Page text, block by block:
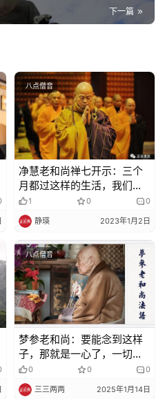
注册
下一篇
八点僧音
净慧老和尚禅七开示：三个
月都过这样的生活，我们的
修行上路就要快得多
1 0 0
静瑛 2023年1月2日
八点僧音
梦参老和尚：要能念到这样
子，那就是一心了，一切妄
想挤不进来了
0 0 0
三三两两 2025年1月14日